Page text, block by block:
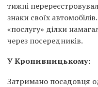
тижні
знаки своїх
«послугу» ділки
через посередників.
У Кропивницькому:
Затримано посадовця